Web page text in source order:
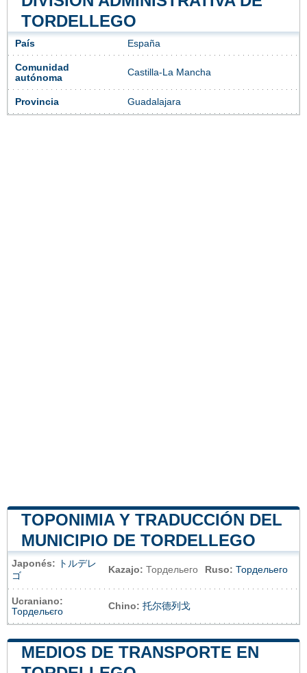
TORDELLEGO
País España
Comunidad
autónoma
Castilla-La Mancha
Provincia Guadalajara
TOPONIMIA Y TRADUCCIÓN DEL
MUNICIPIO DE TORDELLEGO
Japonés:
トルデレ
ゴ
Kazajo: Тордельего Ruso: Тордельего
Ucraniano:
Тордельєго
Chino: 托尔德列戈
MEDIOS DE TRANSPORTE EN